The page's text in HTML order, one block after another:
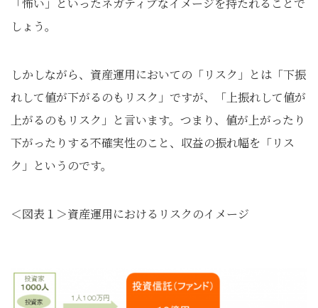
しょう。
しかしながら、資産運用においての「リスク」とは「下振
れして値が下がるのもリスク」ですが、「上振れして値が
上がるのもリスク」と言います。つまり、値が上がったり
下がったりする不確実性のこと、収益の振れ幅を「リス
ク」というのです。
＜図表１＞資産運用におけるリスクのイメージ